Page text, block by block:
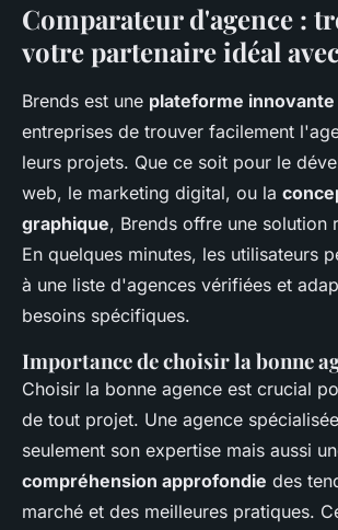
Comparateur d'agence :
votre partenaire idéal
Brends est une plateforme innovante
entreprises de trouver facilement
leurs projets. Que ce soit pour le
web, le marketing digital, ou la
graphique, Brends offre une solution
En quelques minutes, les utilisateurs
à une liste d'agences vérifiées et
besoins spécifiques.
Importance de choisir la bonne
Choisir la bonne agence est crucial
de tout projet. Une agence
seulement son expertise mais aussi
compréhension approfondie des
marché et des meilleures pratiques.